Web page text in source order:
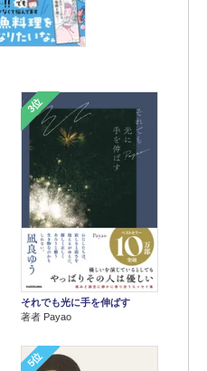
3位
それでも光に手を伸ばす
著者 Payao
5位